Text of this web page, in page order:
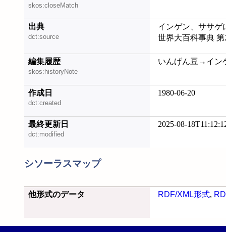
skos:closeMatch
出典
dct:source
インゲン、ササゲ
世界大百科事典 第
編集履歴
skos:historyNote
いんげん豆→イン
作成日
dct:created
1980-06-20
最終更新日
dct:modified
2025-08-
シソーラスマップ
他形式のデータ RDF/XML形式,